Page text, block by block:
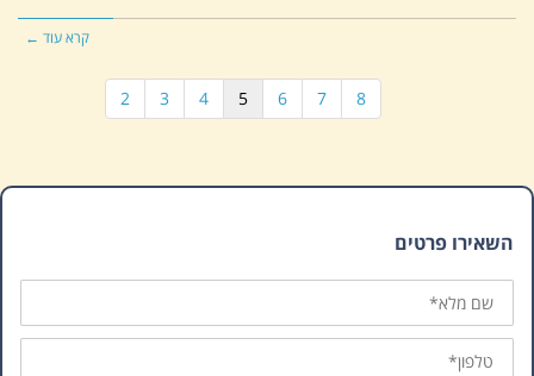
קרא עוד ←
2 3 4 5 6 7 8
השאירו פרטים
שם
מלא
טלפון